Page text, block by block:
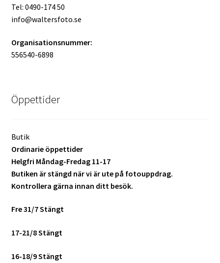
Fyndhörnan
Luppar & Förstoringsglas
Studio & Ljuskontroll
Skanner
Övrigt
Bildtjänster
Tel: 0490-174 50
info@waltersfoto.se
Organisationsnummer:
556540-6898
Öppettider
Butik
Ordinarie öppettider
Helgfri Måndag-Fredag 11-17
Butiken är stängd när vi är ute på fotouppdrag.
Kontrollera gärna innan ditt besök.
Fre 31/7 Stängt
17-21/8 Stängt
16-18/9 Stängt